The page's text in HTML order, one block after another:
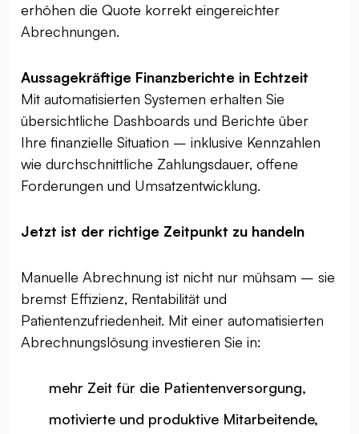
erhöhen die Quote korrekt eingereichter
Abrechnungen.
Aussagekräftige Finanzberichte in Echtzeit
Mit automatisierten Systemen erhalten Sie
übersichtliche Dashboards und Berichte über
Ihre finanzielle Situation – inklusive Kennzahlen
wie durchschnittliche Zahlungsdauer, offene
Forderungen und Umsatzentwicklung.
Jetzt ist der richtige Zeitpunkt zu handeln
Manuelle Abrechnung ist nicht nur mühsam – sie
bremst Effizienz, Rentabilität und
Patientenzufriedenheit. Mit einer automatisierten
Abrechnungslösung investieren Sie in:
mehr Zeit für die Patientenversorgung,
motivierte und produktive Mitarbeitende,